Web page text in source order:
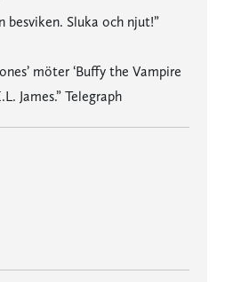
besviken. Sluka och njut!”
möter ‘Buffy the Vampire
James.” Telegraph